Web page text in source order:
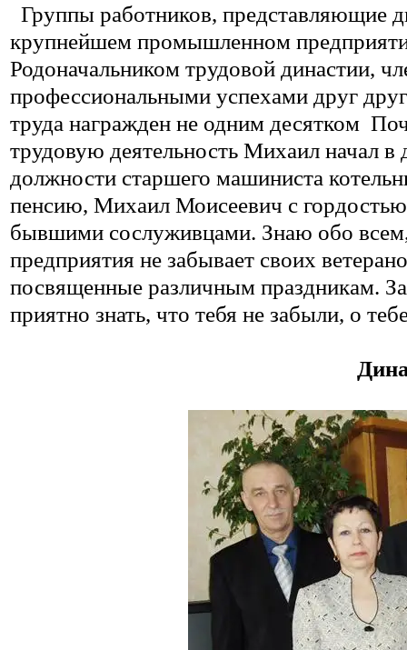
Группы работников, представляющие
крупнейшем промышленном
Родоначальником трудовой династии,
профессиональными успехами друг
труда награжден не одним десятком
трудовую деятельность Михаил начал в
должности старшего машиниста
пенсию, Михаил Моисеевич с
бывшими сослуживцами. Знаю обо всем,
предприятия не забывает своих
посвященные различным праздникам.
приятно знать, что тебя не забыли, о